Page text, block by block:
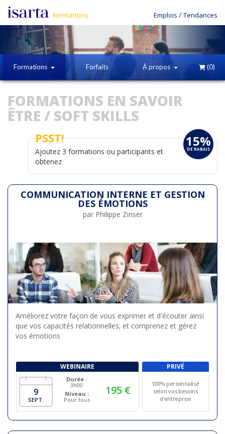
Emplois / Tendances
Formations Forfaits À propos (0)
FORMATIONS EN SAVOIR
ÊTRE / SOFT SKILLS
PSST!
Ajoutez 3 formations ou participants et
obtenez
15%
DE RABAIS
COMMUNICATION INTERNE ET GESTION
DES ÉMOTIONS
par Philippe Zinser
Améliorez votre façon de vous exprimer et d'écouter ainsi
que vos capacités relationnelles; et comprenez et gérez
vos émotions
WEBINAIRE
9
SEPT.
Durée :
3h00
Niveau :
Pour tous
195 €
PRIVÉ
100% personnalisé
selon vos besoins
d'entreprise